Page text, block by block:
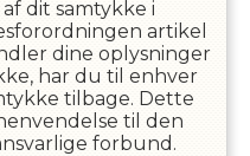
dit samtykke i
artikel
dine oplysninger
har du til enhver
tilbage. Dette
til den
forbund.